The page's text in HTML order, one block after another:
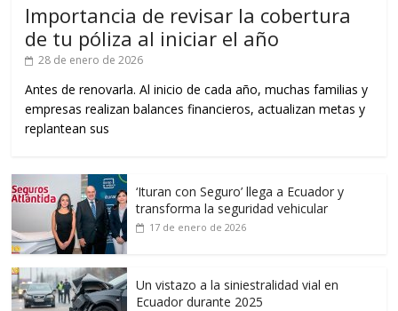
Importancia de revisar la cobertura
de tu póliza al iniciar el año
28 de enero de 2026
Antes de renovarla. Al inicio de cada año, muchas familias y
empresas realizan balances financieros, actualizan metas y
replantean sus
‘Ituran con Seguro’ llega a Ecuador y
transforma la seguridad vehicular
17 de enero de 2026
Un vistazo a la siniestralidad vial en
Ecuador durante 2025